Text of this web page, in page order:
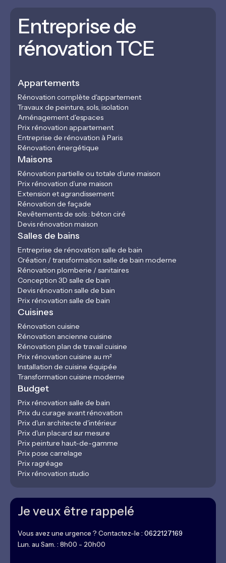
Entreprise de
rénovation TCE
Appartements
Rénovation complète d'appartement
Travaux de peinture, sols, isolation
Aménagement d'espaces
Prix rénovation appartement
Entreprise de rénovation à Paris
Rénovation énergétique
Maisons
Rénovation partielle ou totale d’une maison
Prix rénovation d’une maison
Extension et agrandissement
Rénovation de façade
Revêtements de sols : béton ciré
Devis rénovation maison
Salles de bains
Entreprise de rénovation salle de bain
Création / transformation salle de bain moderne
Rénovation plomberie / sanitaires
Conception 3D salle de bain
Devis rénovation salle de bain
Prix rénovation salle de bain
Cuisines
Rénovation cuisine
Rénovation ancienne cuisine
Rénovation plan de travail cuisine
Prix rénovation cuisine au m²
Installation de cuisine équipée
Transformation cuisine moderne
Budget
Prix rénovation salle de bain
Prix du curage avant rénovation
Prix d'un architecte d'intérieur
Prix d'un placard sur mesure
Prix peinture haut-de-gamme
Prix pose carrelage
Prix ragréage
Prix rénovation studio
Je veux être rappelé
Vous avez une urgence ? Contactez-le : 0622127169
Lun. au Sam. : 8h00 - 20h00